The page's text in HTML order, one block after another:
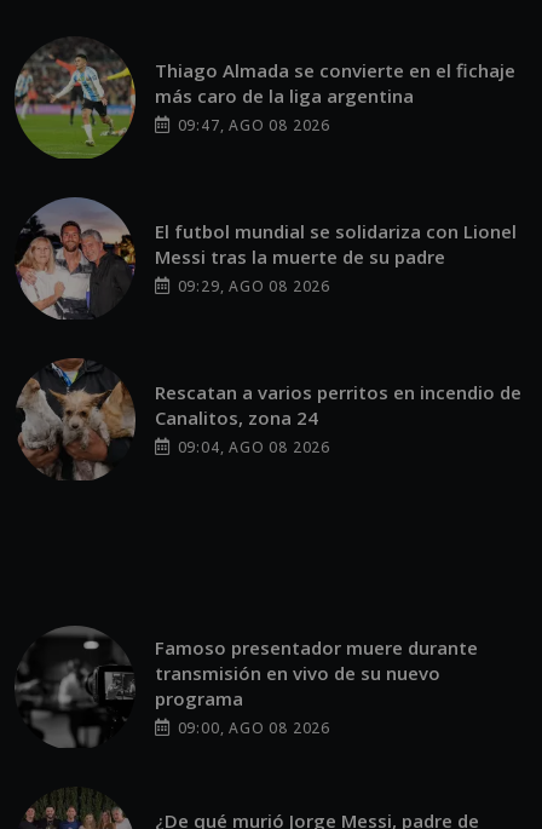
Thiago Almada se convierte en el fichaje
más caro de la liga argentina
09:47, AGO 08 2026
El futbol mundial se solidariza con Lionel
Messi tras la muerte de su padre
09:29, AGO 08 2026
Rescatan a varios perritos en incendio de
Canalitos, zona 24
09:04, AGO 08 2026
Famoso presentador muere durante
transmisión en vivo de su nuevo
programa
09:00, AGO 08 2026
¿De qué murió Jorge Messi, padre de